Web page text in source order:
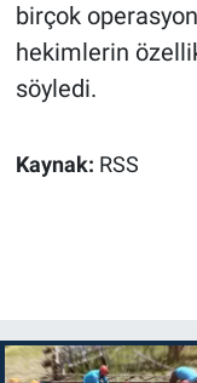
birçok
hekimlerin
söyledi.
Kaynak: RSS